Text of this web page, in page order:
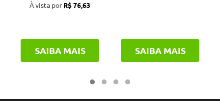
À vista porR$ 76,63
SAIBA MAIS SAIBA MAIS